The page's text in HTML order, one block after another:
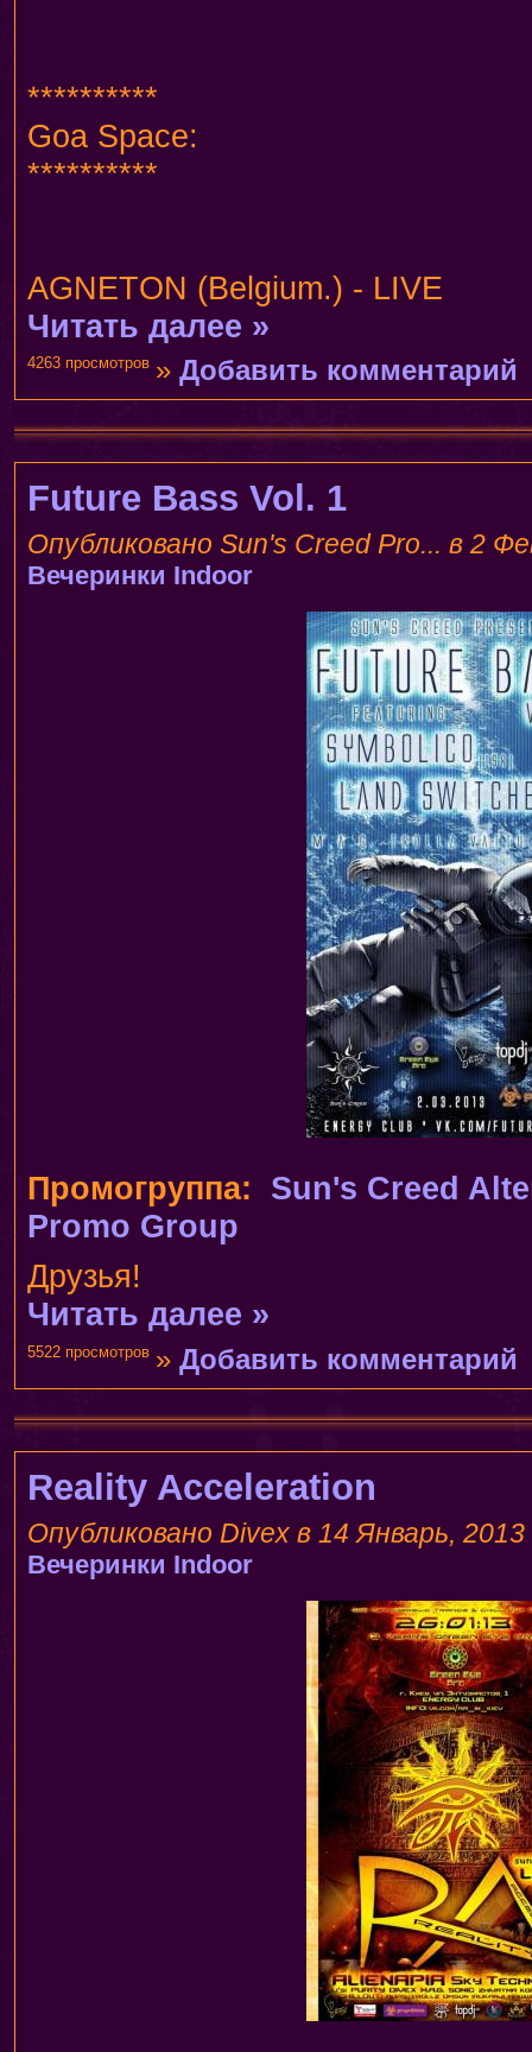
**********
Goa Space:
**********
AGNETON (Belgium.) - LIVE
Читать далее »
»Добавить комментарий
4263 просмотров
Future Bass Vol. 1
Опубликовано Sun's Creed Pro... в 2
Вечеринки Indoor
Промогруппа:
Sun's Creed
Promo Group
Друзья!
Читать далее »
»Добавить комментарий
5522 просмотров
Reality Acceleration
Опубликовано Divex в 14 Январь, 2013
Вечеринки Indoor